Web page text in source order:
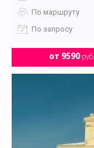
По маршруту
По запросу
от 9590руб.